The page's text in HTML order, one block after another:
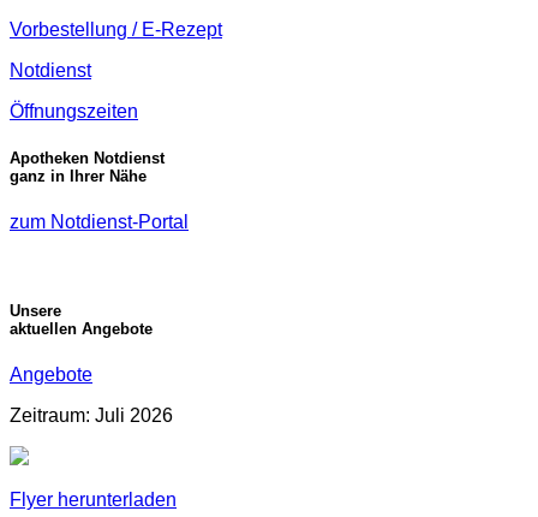
Vorbestellung / E-Rezept
Notdienst
Öffnungszeiten
Apotheken Notdienst
ganz in Ihrer Nähe
zum Notdienst-Portal
Unsere
aktuellen Angebote
Angebote
Zeitraum: Juli 2026
Flyer herunterladen